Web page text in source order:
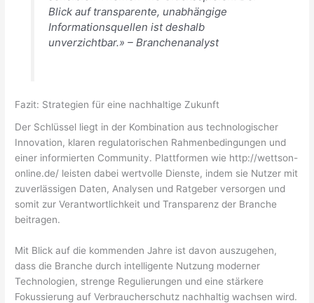
Blick auf transparente, unabhängige
Informationsquellen ist deshalb
unverzichtbar.» – Branchenanalyst
Fazit: Strategien für eine nachhaltige Zukunft
Der Schlüssel liegt in der Kombination aus technologischer
Innovation, klaren regulatorischen Rahmenbedingungen und
einer informierten Community. Plattformen wie http://wettson-
online.de/ leisten dabei wertvolle Dienste, indem sie Nutzer mit
zuverlässigen Daten, Analysen und Ratgeber versorgen und
somit zur Verantwortlichkeit und Transparenz der Branche
beitragen.
Mit Blick auf die kommenden Jahre ist davon auszugehen,
dass die Branche durch intelligente Nutzung moderner
Technologien, strenge Regulierungen und eine stärkere
Fokussierung auf Verbraucherschutz nachhaltig wachsen wird.